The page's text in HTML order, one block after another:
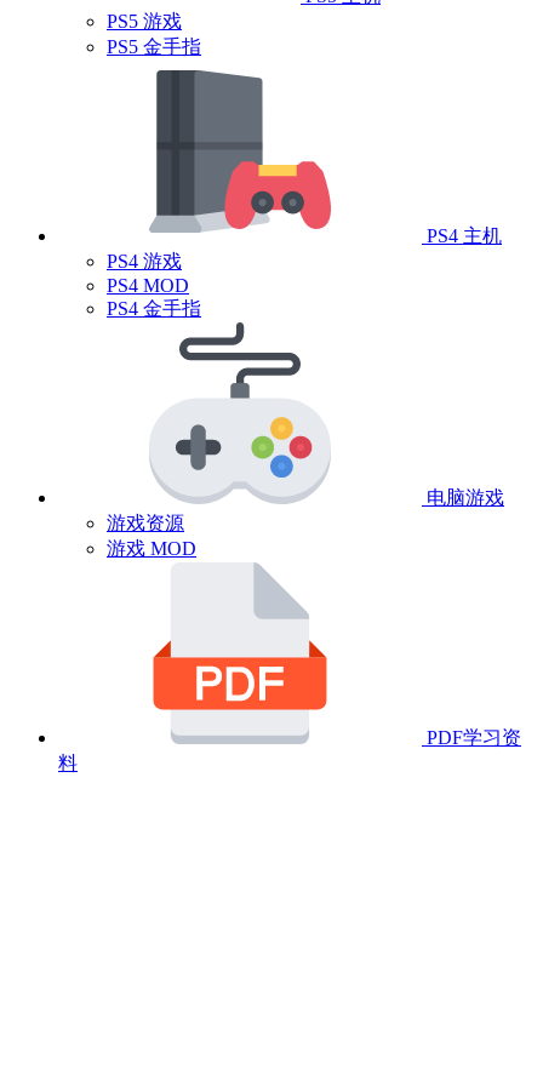
PS5 游戏
PS5 金手指
PS4 主机
PS4 游戏
PS4 MOD
PS4 金手指
电脑游戏
游戏资源
游戏 MOD
PDF学习资
料